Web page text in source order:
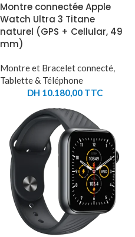
Montre connectée Apple
Watch Ultra 3 Titane
naturel (GPS + Cellular, 49
mm)
Montre et Bracelet connecté,
Tablette & Téléphone
DH 10.180,00TTC